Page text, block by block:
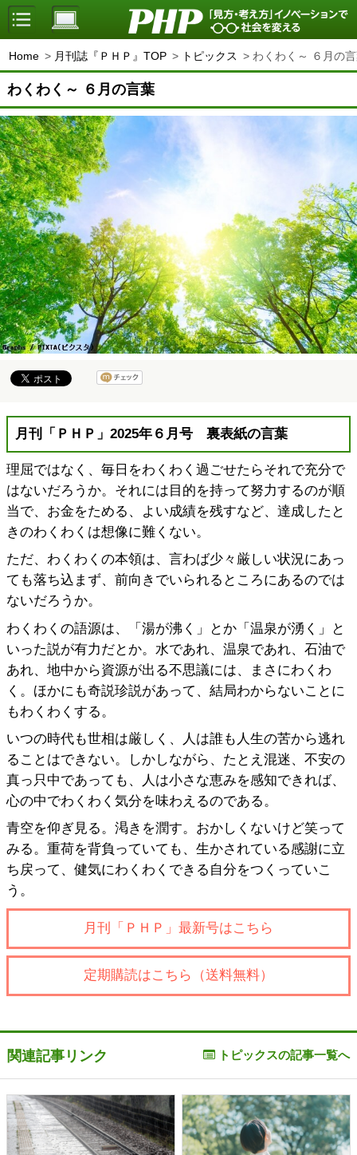
Home 月刊誌『ＰＨＰ』TOP トピックス わくわく～ ６月の
わくわく～ ６月の言葉
月刊「ＰＨＰ」2025年６月号 裏表紙の言葉
理屈ではなく、毎日をわくわく過ごせたらそれで充分で
はないだろうか。それには目的を持って努力するのが順
当で、お金をためる、よい成績を残すなど、達成したと
きのわくわくは想像に難くない。
ただ、わくわくの本領は、言わば少々厳しい状況にあっ
ても落ち込まず、前向きでいられるところにあるのでは
ないだろうか。
わくわくの語源は、「湯が沸く」とか「温泉が湧く」と
いった説が有力だとか。水であれ、温泉であれ、石油で
あれ、地中から資源が出る不思議には、まさにわくわ
く。ほかにも奇説珍説があって、結局わからないことに
もわくわくする。
いつの時代も世相は厳しく、人は誰も人生の苦から逃れ
ることはできない。しかしながら、たとえ混迷、不安の
真っ只中であっても、人は小さな恵みを感知できれば、
心の中でわくわく気分を味わえるのである。
青空を仰ぎ見る。渇きを潤す。おかしくないけど笑って
みる。重荷を背負っていても、生かされている感謝に立
ち戻って、健気にわくわくできる自分をつくっていこ
う。
月刊「ＰＨＰ」最新号はこちら
定期購読はこちら（送料無料）
関連記事リンク トピックスの記事一覧へ